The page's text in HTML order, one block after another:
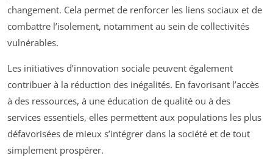
changement. Cela permet de renforcer les liens sociaux et de
combattre l’isolement, notamment au sein de collectivités
vulnérables.
Les initiatives d’innovation sociale peuvent également
contribuer à la réduction des inégalités. En favorisant l’accès
à des ressources, à une éducation de qualité ou à des
services essentiels, elles permettent aux populations les plus
défavorisées de mieux s’intégrer dans la société et de tout
simplement prospérer.